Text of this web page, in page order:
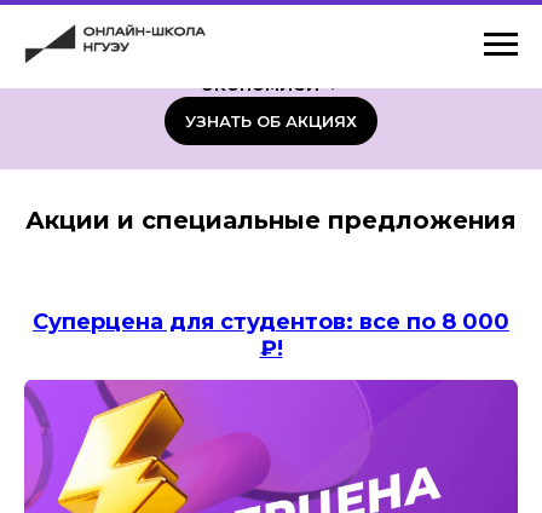
✦Узнайте о выгодных предложения
Онлайн-школы НГУЭУ и учитесь с
экономией✦
УЗНАТЬ ОБ АКЦИЯХ
Акции и специальные предложения
Суперцена для студентов: все по 8 000
₽!